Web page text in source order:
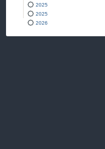
2025
2025
2026